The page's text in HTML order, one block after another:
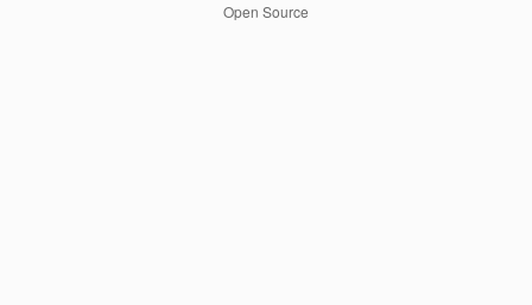
Open Source